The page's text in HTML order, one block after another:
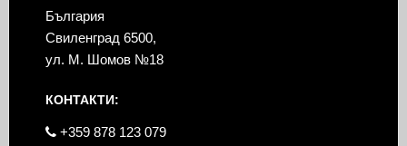
България
Свиленград 6500,
ул. М. Шомов №18
КОНТАКТИ:
+359 878 123 079